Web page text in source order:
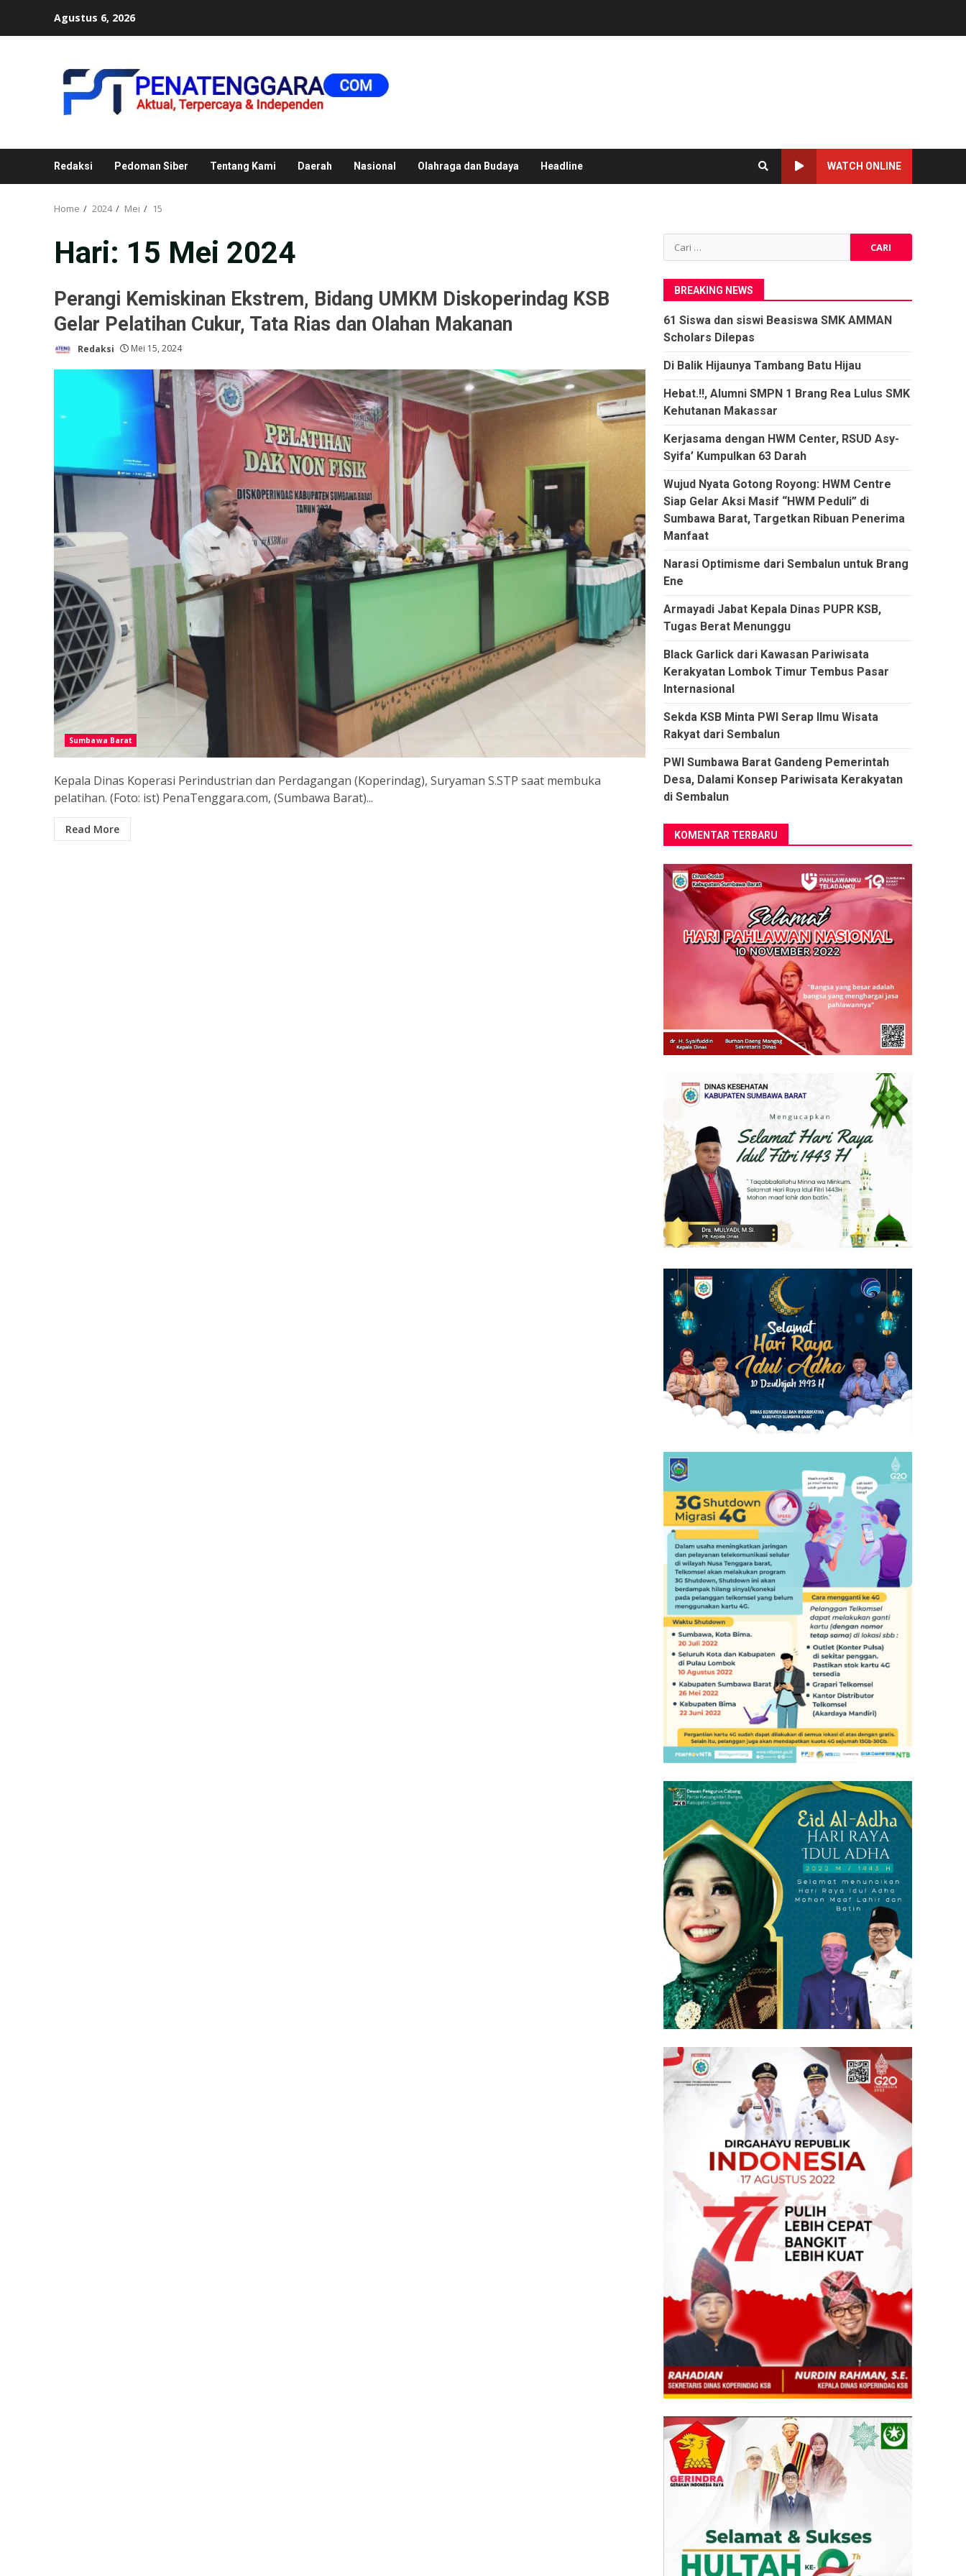
Agustus 6, 2026
Redaksi Pedoman Siber Tentang Kami Daerah Nasional Olahraga dan Budaya Headline WATCH ONLINE
Home 2024 Mei 15
Hari: 15 Mei 2024
Perangi Kemiskinan Ekstrem, Bidang UMKM Diskoperindag KSB
Gelar Pelatihan Cukur, Tata Rias dan Olahan Makanan
Redaksi Mei 15, 2024
Sumbawa Barat
Kepala Dinas Koperasi Perindustrian dan Perdagangan (Koperindag), Suryaman S.STP saat membuka
pelatihan. (Foto: ist) PenaTenggara.com, (Sumbawa Barat)...
Read More
Cari
untuk:
BREAKING NEWS
61 Siswa dan siswi Beasiswa SMK AMMAN
Scholars Dilepas
Di Balik Hijaunya Tambang Batu Hijau
Hebat.!!, Alumni SMPN 1 Brang Rea Lulus SMK
Kehutanan Makassar
Kerjasama dengan HWM Center, RSUD Asy-
Syifa’ Kumpulkan 63 Darah
Wujud Nyata Gotong Royong: HWM Centre
Siap Gelar Aksi Masif “HWM Peduli” di
Sumbawa Barat, Targetkan Ribuan Penerima
Manfaat
Narasi Optimisme dari Sembalun untuk Brang
Ene
Armayadi Jabat Kepala Dinas PUPR KSB,
Tugas Berat Menunggu
Black Garlick dari Kawasan Pariwisata
Kerakyatan Lombok Timur Tembus Pasar
Internasional
Sekda KSB Minta PWI Serap Ilmu Wisata
Rakyat dari Sembalun
PWI Sumbawa Barat Gandeng Pemerintah
Desa, Dalami Konsep Pariwisata Kerakyatan
di Sembalun
KOMENTAR TERBARU